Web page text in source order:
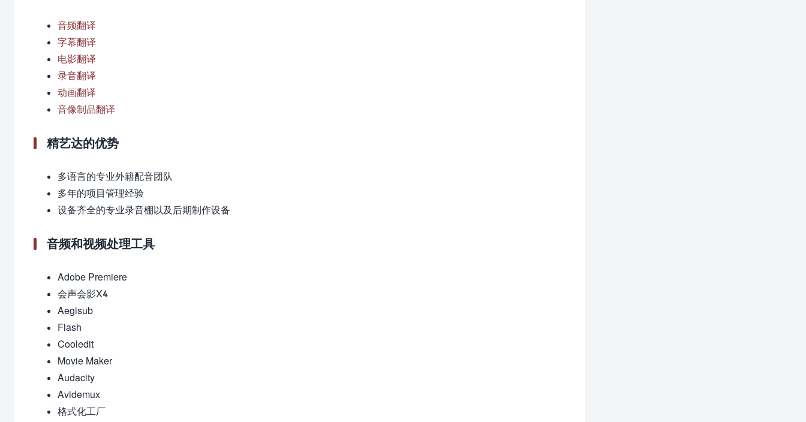
音频翻译
字幕翻译
电影翻译
录音翻译
动画翻译
音像制品翻译
精艺达的优势
多语言的专业外籍配音团队
多年的项目管理经验
设备齐全的专业录音棚以及后期制作设备
音频和视频处理工具
Adobe Premiere
会声会影X4
Aegisub
Flash
Cooledit
Movie Maker
Audacity
Avidemux
格式化工厂